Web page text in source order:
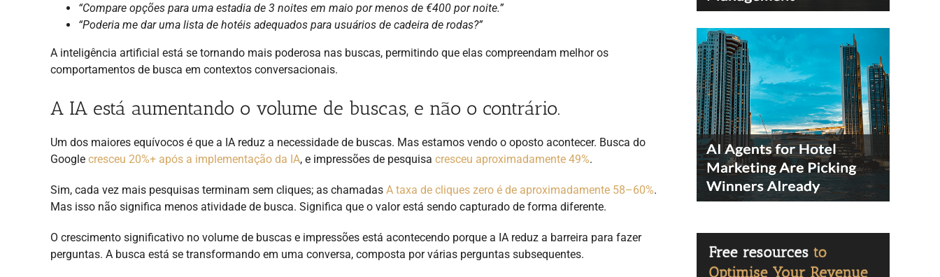
“Compare opções para uma estadia de 3 noites em maio por menos de €400 por noite.”
“Poderia me dar uma lista de hotéis adequados para usuários de cadeira de rodas?”
A inteligência artificial está se tornando mais poderosa nas buscas, permitindo que elas compreendam melhor os
comportamentos de busca em contextos conversacionais.
A IA está aumentando o volume de buscas, e não o contrário.
Um dos maiores equívocos é que a IA reduz a necessidade de buscas. Mas estamos vendo o oposto acontecer. Busca do
Google cresceu 20%+ após a implementação da IA, e impressões de pesquisa cresceu aproximadamente 49%.
Sim, cada vez mais pesquisas terminam sem cliques; as chamadas A taxa de cliques zero é de aproximadamente 58–60%.
Mas isso não significa menos atividade de busca. Significa que o valor está sendo capturado de forma diferente.
O crescimento significativo no volume de buscas e impressões está acontecendo porque a IA reduz a barreira para fazer
perguntas. A busca está se transformando em uma conversa, composta por várias perguntas subsequentes.